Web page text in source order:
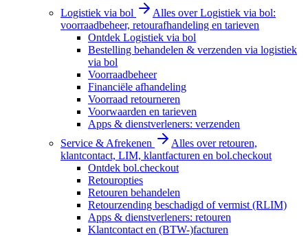
Logistiek via bol
Alles over Logistiek via bol:
voorraadbeheer, retourafhandeling en tarieven
Ontdek Logistiek via bol
Bestelling behandelen & verzenden via logistiek
via bol
Voorraadbeheer
Financiële afhandeling
Voorraad retourneren
Voorwaarden en tarieven
Apps & dienstverleners: verzenden
Service & Afrekenen
Alles over retouren,
klantcontact, LIM, klantfacturen en bol.checkout
Ontdek bol.checkout
Retouropties
Retouren behandelen
Retourzending beschadigd of vermist (RLIM)
Apps & dienstverleners: retouren
Klantcontact en (BTW-)facturen